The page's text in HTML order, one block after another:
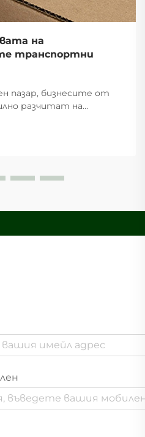
на
транспортни
пазар, бизнесите от
разчитат на
икономическа